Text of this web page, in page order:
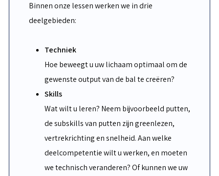
Binnen onze lessen werken we in drie
deelgebieden:
Techniek
Hoe beweegt u uw lichaam optimaal om de
gewenste output van de bal te creëren?
Skills
Wat wilt u leren? Neem bijvoorbeeld putten,
de subskills van putten zijn greenlezen,
vertrekrichting en snelheid. Aan welke
deelcompetentie wilt u werken, en moeten
we technisch veranderen? Of kunnen we uw